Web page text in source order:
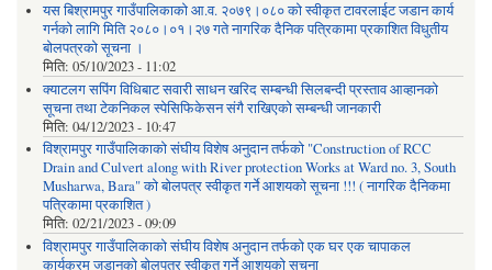
यस बिश्रामपुर गाउँपालिकाको आ.व. २०७९।०८० को स्वीकृत टावरलाईट जडान कार्य
गर्नको लागि मिति २०८०।०१।२७ गते नागरिक दैनिक पत्रिकामा प्रकाशित विधुतीय
बोलपत्रको सूचना ।
मिति: 05/10/2023 - 11:02
क्याटलग सपिंग विधिबाट सवारी साधन खरिद सम्बन्धी सिलबन्दी प्रस्ताव आव्हानको
सूचना तथा टेकनिकल स्पेसिफिकेसन संगै राखिएको सम्बन्धी जानकारी
मिति: 04/12/2023 - 10:47
विश्रामपुर गाउँपालिकाको संघीय विशेष अनुदान तर्फको "Construction of RCC
Drain and Culvert along with River protection Works at Ward no. 3, South
Musharwa, Bara" को बोलपत्र स्वीकृत गर्ने आशयको सूचना !!! ( नागरिक दैनिकमा
पत्रिकामा प्रकाशित )
मिति: 02/21/2023 - 09:09
विश्रामपुर गाउँपालिकाको संघीय विशेष अनुदान तर्फको एक घर एक चापाकल
कार्यक्रम जडानको बोलपत्र स्वीकृत गर्ने आशयको सूचना